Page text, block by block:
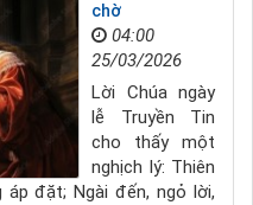
chờ
04:00
25/03/2026
Lời Chúa ngày
lễ Truyền Tin
cho thấy một
nghịch lý: Thiên
áp đặt; Ngài đến, ngỏ lời,